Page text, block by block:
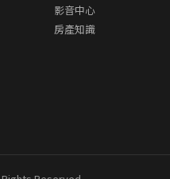
影音中心
房產知識